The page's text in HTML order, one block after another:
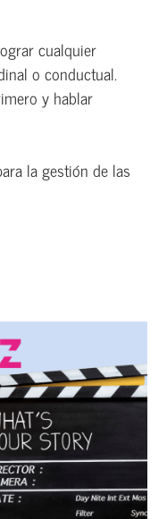
cualquier
o conductual.
y hablar
la gestión de las